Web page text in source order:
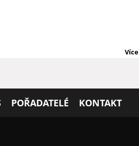
Více
POŘADATELÉ KONTAKT